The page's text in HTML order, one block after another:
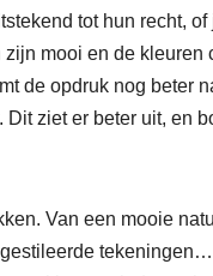
tot hun recht,
mooi en de kleuren
de opdruk nog beter
ziet er beter uit, en
Van een mooie